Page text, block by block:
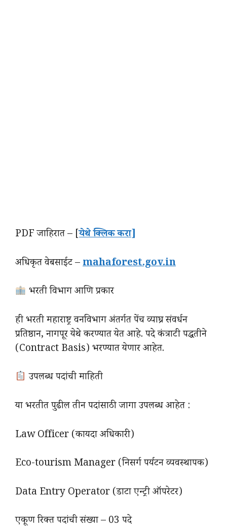
PDF जाहिरात – [येथे क्लिक करा]
अधिकृत वेबसाईट –mahaforest.gov.in
भरती विभाग आणि प्रकार
ही भरती महाराष्ट्र वनविभाग अंतर्गत पेंच व्याघ्र संवर्धन
प्रतिष्ठान, नागपूर येथे करण्यात येत आहे. पदे कंत्राटी पद्धतीने
(Contract Basis) भरण्यात येणार आहेत.
उपलब्ध पदांची माहिती
या भरतीत पुढील तीन पदांसाठी जागा उपलब्ध आहेत :
Law Officer (कायदा अधिकारी)
Eco-tourism Manager (निसर्ग पर्यटन व्यवस्थापक)
Data Entry Operator (डाटा एन्ट्री ऑपरेटर)
एकूण रिक्त पदांची संख्या – 03 पदे